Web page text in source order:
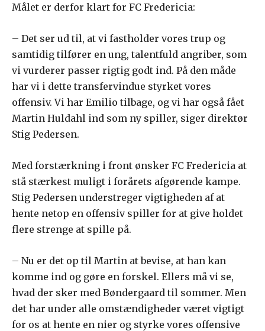
Målet er derfor klart for FC Fredericia:
– Det ser ud til, at vi fastholder vores trup og
samtidig tilfører en ung, talentfuld angriber, som
vi vurderer passer rigtig godt ind. På den måde
har vi i dette transfervindue styrket vores
offensiv. Vi har Emilio tilbage, og vi har også fået
Martin Huldahl ind som ny spiller, siger direktør
Stig Pedersen.
Med forstærkning i front ønsker FC Fredericia at
stå stærkest muligt i forårets afgørende kampe.
Stig Pedersen understreger vigtigheden af at
hente netop en offensiv spiller for at give holdet
flere strenge at spille på.
– Nu er det op til Martin at bevise, at han kan
komme ind og gøre en forskel. Ellers må vi se,
hvad der sker med Bøndergaard til sommer. Men
det har under alle omstændigheder været vigtigt
for os at hente en nier og styrke vores offensive